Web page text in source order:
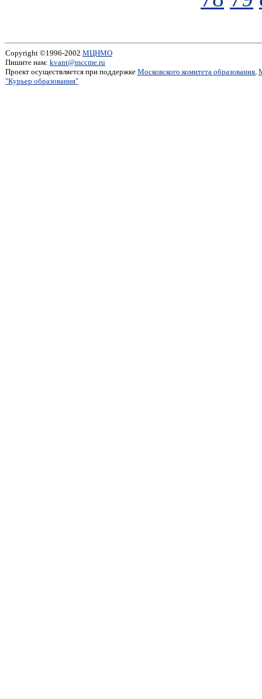
Copyright ©1996-2002 МЦНМО
Пишите нам: kvant@mccme.ru
Проект осуществляется при поддержке Московского комитета образования,
"Курьер образования"